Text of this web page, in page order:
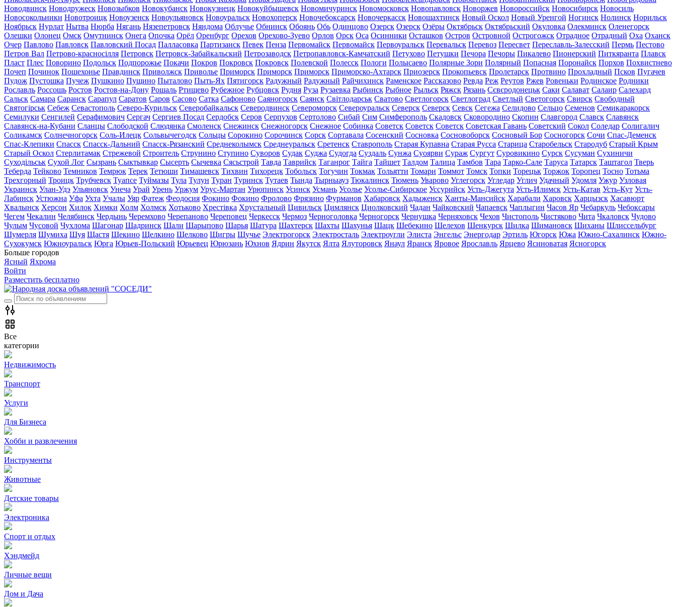
Новодвинск Новодружеск Новозыбков Новокубанск Новокузнецк Новокуйбышевск Новомичуринск Новомосковск Новопавловск Новоржев Новороссийск Новосибирск Новосиль
Новосокольники Новотроицк Новоузенск Новоульяновск Новоуральск Новохоперск Новочебоксарск Новочеркасск Новошахтинск Новый Оскол Новый Уренгой Ногинск Нолинск Норильск
Ноябрьск Нурлат Нытва Нюрба Нягань Нязепетровск Няндома Облучье Обнинск Обоянь Обь Одинцово Озерск Озерск Озёры Октябрьск Октябрьский Окуловка Олекминск Оленегорск
Олешки Олонец Омск Омутнинск Онега Опочка Орёл Оренбург Орехов Орехово-Зуево Орлов Орск Оса Осинники Осташков Остров Островной Острогожск Отрадное Отрадный Оха Оханск
Очер Павлово Павловск Павловский Посад Палласовка Партизанск Певек Пенза Первомайск Первомайск Первоуральск Перевальск Перевоз Пересвет Переславль-Залесский Пермь Пестово
Петров Вал Петрово-красносілля Петровск Петровск-Забайкальский Петрозаводск Петропавловск-Камчатский Петухово Петушки Печора Печоры Пикалево Пионерский Питкяранта Плавск
Пласт Плес Поворино Подольск Подпорожье Покачи Покров Покровск Покровск Полевской Полесск Пологи Полысаево Полярные Зори Полярный Попасная Поронайск Порхов Похвистнево
Почеп Починок Пошехонье Правдинск Приволжск Приволье Приморск Приморск Приморск Приморско-Ахтарск Приозерск Прокопьевск Пролетарск Протвино Прохладный Псков Пугачев
Пудож Пустошка Пучеж Пушкино Пущино Пыталово Пыть-Ях Пятигорск Радужный Радужный Райчихинск Раменское Рассказово Ревда Реж Реутов Ржев Ровеньки Родинское Родники
Рославль Россошь Ростов Ростов-на-Дону Рошаль Ртищево Рубежное Рубцовск Рудня Руза Рузаевка Рыбинск Рыбное Рыльск Ряжск Рязань Сєвєродонецьк Саки Салават Салаир Салехард
Сальск Самара Саранск Сарапул Саратов Саров Сасово Сатка Сафоново Саяногорск Саянск Світлодарськ Сватово Светлогорск Светлоград Светлый Светогорск Свирск Свободный
Святогірськ Себеж Севастополь Северо-Курильск Северобайкальск Северодвинск Североморск Североуральск Северск Северск Севск Сегежа Селидово Сельцо Семенов Семикаракорск
Семилуки Сенгилей Серафимович Сергач Сергиев Посад Сердобск Серов Серпухов Сертолово Сибай Сим Симферополь Скадовск Сковородино Скопин Славгород Славск Славянск
Славянск-на-Кубани Сланцы Слободской Слюдянка Смоленск Снежинск Снежногорск Снежное Собинка Советск Советск Советск Советская Гавань Советский Сокол Соледар Солигалич
Соликамск Солнечногорск Соль-Илецк Сольвычегодск Сольцы Сорокино Сорочинск Сорск Сортавала Сосенский Сосновка Сосновоборск Сосновый Бор Сосногорск Сочи Спас-Деменск
Спас-Клепики Спасск Спасск-Дальний Спасск-Рязанский Среднеколымск Среднеуральск Сретенск Ставрополь Старая Купавна Старая Русса Старица Старобельск Стародуб Старый Крым
Старый Оскол Стерлитамак Стрежевой Строитель Струнино Ступино Суворов Судак Суджа Судогда Суздаль Сунжа Суоярви Сураж Сургут Суровикино Сурск Сусуман Сухиничи
Суходільськ Сухой Лог Сызрань Сыктывкар Сысерть Сычевка Сясьстрой Тавда Таврийск Таганрог Тайга Тайшет Талдом Талица Тамбов Тара Тарко-Сале Таруса Татарск Таштагол Тверь
Теберда Тейково Темников Темрюк Терек Тетюши Тимашевск Тихвин Тихорецк Тобольск Тогучин Токмак Тольятти Томари Томмот Томск Топки Торецьк Торжок Торопец Тосно Тотьма
Трехгорный Троицк Трубчевск Туапсе Туймазы Тула Тулун Туран Туринск Тутаев Тында Тырныауз Тюкалинск Тюмень Уварово Углегорск Угледар Углич Удачный Удомля Ужур Узловая
Украинск Улан-Удэ Ульяновск Унеча Урай Урень Уржум Урус-Мартан Урюпинск Усинск Усмань Усолье Усолье-Сибирское Уссурийск Усть-Джегута Усть-Илимск Усть-Катав Усть-Кут Усть-
Лабинск Устюжна Уфа Ухта Учалы Уяр Фатеж Феодосия Фокино Фокино Фролово Фрязино Фурманов Хабаровск Хадыженск Ханты-Мансийск Харабали Харовск Харцызск Хасавюрт
Хвалынск Херсон Хилок Химки Холм Холмск Хотьково Хрестівка Хрустальный Цивильск Цимлянск Циолковский Чадан Чайковский Чапаевск Чаплыгин Часов Яр Чебаркуль Чебоксары
Чегем Чекалин Челябинск Чердынь Черемхово Черепаново Череповец Черкесск Чермоз Черноголовка Черногорск Чернушка Черняховск Чехов Чистополь Чистяково Чита Чкаловск Чудово
Чулым Чусовой Чухлома Шагонар Шадринск Шали Шарыпово Шарья Шатура Шахтерск Шахты Шахунья Шацк Шебекино Шелехов Шенкурск Шилка Шимановск Шиханы Шлиссельбург
Шумерля Шумиха Шуя Щастя Щекино Щелкино Щелково Щигры Щучье Электрогорск Электросталь Электроугли Элиста Энгельс Энергодар Эртиль Югорск Южа Южно-Сахалинск Южно-
Сухокумск Южноуральск Юрга Юрьев-Польский Юрьевец Юрюзань Юхнов Ядрин Якутск Ялта Ялуторовск Янаул Яранск Яровое Ярославль Ярцево Ясиноватая Ясногорск
Больше городов
Ясный Яхрома
Войти
Разместить бесплатно
Все
категории
Недвижимость
Транспорт
Услуги
Для Бизнеса
Хобби и развлечения
Инструменты
Животные
Детские товары
Электроника
Спорт и отдых
Хэндмейд
Личные вещи
Дом и Дача